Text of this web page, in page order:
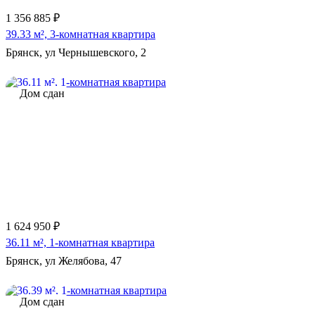
1 356 885 ₽
39.33 м², 3-комнатная квартира
Брянск, ул Чернышевского, 2
Дом сдан
1 624 950 ₽
36.11 м², 1-комнатная квартира
Брянск, ул Желябова, 47
Дом сдан